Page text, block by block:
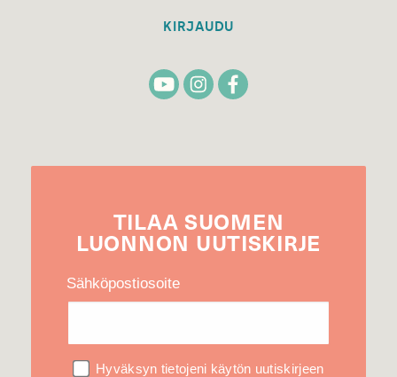
KIRJAUDU
TILAA SUOMEN
LUONNON UUTIS­KIRJE
Sähköpostiosoite
Hyväksyn tietojeni käytön uutiskirjeen